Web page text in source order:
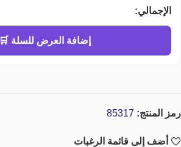
الإجمالي:
إضافة العرض للسلة 🛒
رمز المنتج: 85317
أضف إلى قائمة الرغبات